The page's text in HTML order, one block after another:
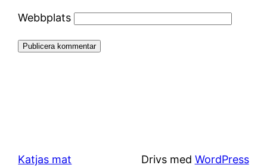
Webbplats
Katjas mat Drivs med WordPress